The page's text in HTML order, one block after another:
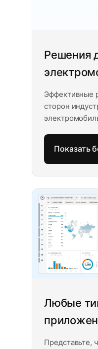
Решения
Эффективные
сторон
внедрению
разработке
платформ,
многому
Показать
Любые
Представьте,